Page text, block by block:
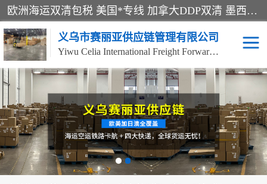
欧洲海运双清包税 美国*专线 加拿大DDP双清 墨西哥跨境空运 澳大利亚专线物流 跨境电商物流服务 国际快递到门服务 海运*渠道 一站式跨境物流解决方案 TikTok/SHEIN专线 电商平台FBA头程运输 国际铁路运输欧洲 UPS/DDHL/联邦快递跨境 美国双清到门物流 跨境*运输
义乌市赛丽亚供应链管理有限公司
Yiwu Celia International Freight Forwarding Co., Ltd
美森快船 欧洲卡航
加拿大海运/空运-双清到
门
澳大利亚海运/空运-双清
到门
墨西哥海运/空运-双清到